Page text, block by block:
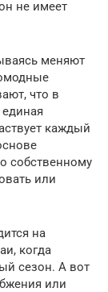
не имеет
меняют
что в
каждый
собственному
или
на
когда
сезон. А вот
или